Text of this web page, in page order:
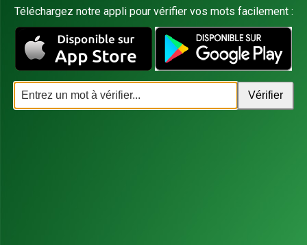
Téléchargez notre appli pour vérifier vos mots facilement :